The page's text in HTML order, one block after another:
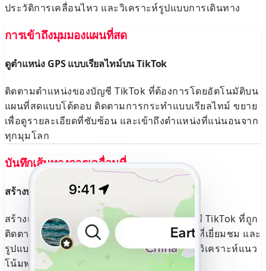
ประวัติการเคลื่อนไหว และวิเคราะห์รูปแบบการเดินทาง
การเข้าถึงมุมมองแผนที่สด
ดูตำแหน่ง GPS แบบเรียลไทม์บน TikTok
ติดตามตำแหน่งของบัญชี TikTok ที่ต้องการโดยอัตโนมัติบน
แผนที่สดแบบโต้ตอบ ติดตามการกระทำแบบเรียลไทม์ ขยาย
เพื่อดูรายละเอียดที่ซับซ้อน และเข้าถึงตำแหน่งที่แน่นอนจาก
ทุกมุมโลก
บันทึกเส้นทางการเคลื่อนที่
สร้างประวัติการเดินทางในไม่กี่วินาที
สร้างเส้นทางการเดินทางโดยละเอียดของบัญชี TikTok ที่ถูก
ติดตาม เข้าถึงข้อมูลเวลาที่เข้าใช้งาน สถานที่ที่เยี่ยมชม และ
รูปแบบการเคลื่อนไหวที่มีความแม่นยำสูง เพื่อวิเคราะห์แนว
โน้มพฤติกรรมได้อย่างมีประสิทธิภาพ